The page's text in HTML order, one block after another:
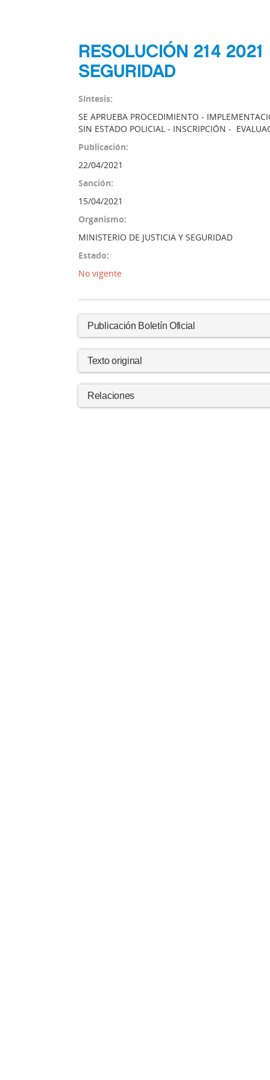
RESOLUCIÓN 214
SEGURIDAD
Síntesis:
SE APRUEBA PROCEDIMIENTO -
SIN ESTADO POLICIAL - INSCRIPCIÓN -
Publicación:
22/04/2021
Sanción:
15/04/2021
Organismo:
MINISTERIO DE JUSTICIA Y SEGURIDAD
Estado:
No vigente
Publicación Boletín Oficial
Texto original
Relaciones